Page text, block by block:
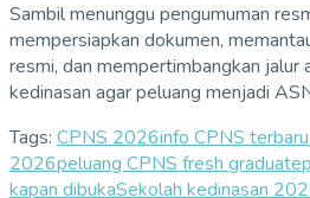
Sambil menunggu pengumuman
mempersiapkan dokumen,
resmi, dan mempertimbangkan
kedinasan agar peluang menjadi
Tags: CPNS 2026info CPNS terbaru
2026peluang CPNS fresh graduate
kapan dibukaSekolah kedinasan